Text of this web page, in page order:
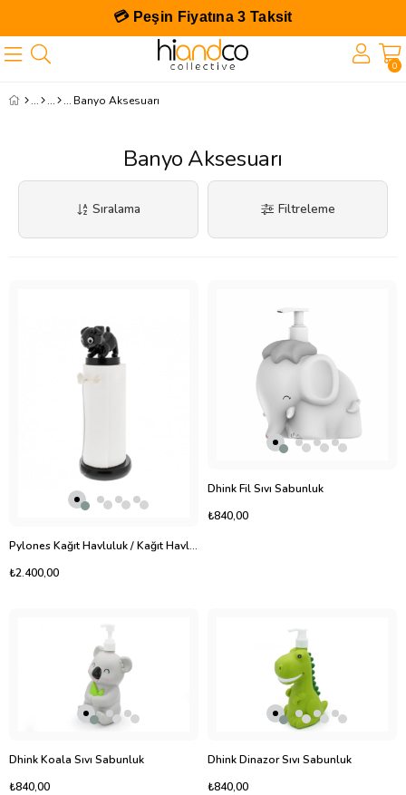
💳 Peşin Fiyatına 3 Taksit
0
Banyo Aksesuarı
Banyo Aksesuarı
Filtreleme
Sıralama
Pylones Kağıt Havluluk / Kağıt Havlu Tutucu - Clean'up
₺2.400,00
Dhink Fil Sıvı Sabunluk
₺840,00
Dhink Koala Sıvı Sabunluk
₺840,00
Dhink Dinazor Sıvı Sabunluk
₺840,00